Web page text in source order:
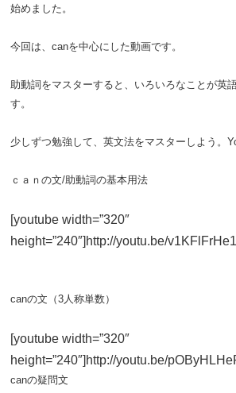
始めました。
今回は、canを中心にした動画です。
助動詞をマスターすると、いろいろなことが英
す。
少しずつ勉強して、英文法をマスターしよう。
ｃａｎの文/助動詞の基本用法
[youtube width=”320″
height=”240″]http://youtu.be/
canの文（3人称単数）
[youtube width=”320″
height=”240″]http://youtu.be/
canの疑問文